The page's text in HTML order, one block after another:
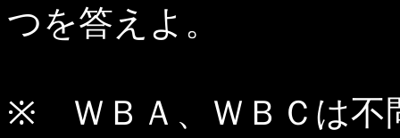
つを答えよ。
※ ＷＢＡ、ＷＢＣは不